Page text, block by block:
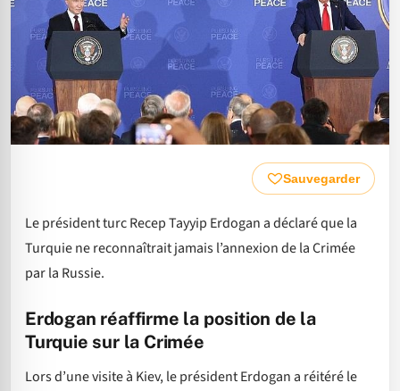
Sauvegarder
Le président turc Recep Tayyip Erdogan a déclaré que la
Turquie ne reconnaîtrait jamais l’annexion de la Crimée
par la Russie.
Erdogan réaffirme la position de la
Turquie sur la Crimée
Lors d’une visite à Kiev, le président Erdogan a réitéré le